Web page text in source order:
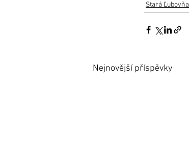
Stará Ľubovňa
Nejnovější příspěvky